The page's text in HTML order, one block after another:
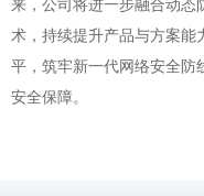
来，公司将进一步融合动态
术，持续提升产品与方案能
平，筑牢新一代网络安全防
安全保障。